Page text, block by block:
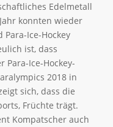
Edelmetall
konnten wieder
Ice-Hockey
ist, dass
Para-Ice-Hockey-
2018 in
sich, dass die
Früchte trägt.
Kompatscher auch